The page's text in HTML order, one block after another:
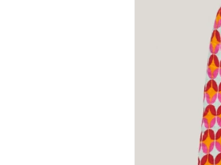
del producto